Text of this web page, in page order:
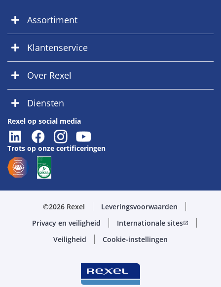
Assortiment
Klantenservice
Over Rexel
Diensten
Rexel op social media
Trots op onze certificeringen
©2026 Rexel
Leveringsvoorwaarden
Privacy en veiligheid
Internationale sitesopen_in_new
Veiligheid Cookie-instellingen